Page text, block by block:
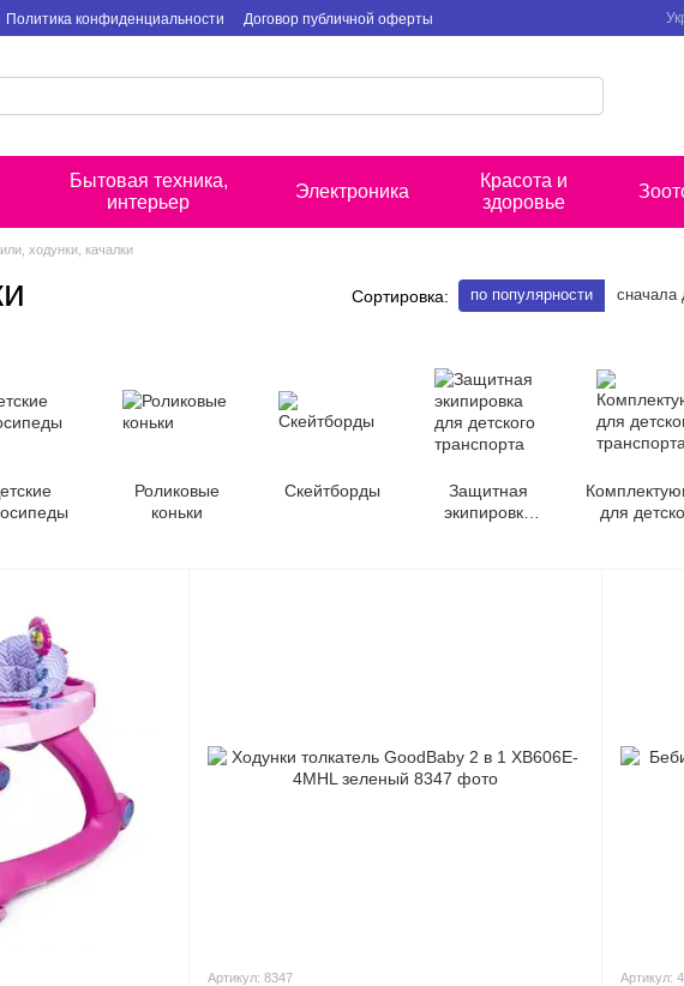
Политика конфиденциальности Договор публичной оферты
Бытовая техника,
интерьер
Электроника
Красота и
здоровье
ходунки, качалки
Сортировка: по популярности сначала
Роликовые
коньки
Скейтборды
Защитная
экипировка
для
Артикул: 8347 Артикул: